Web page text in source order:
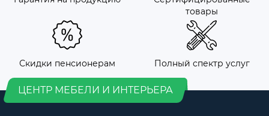
товары
Скидки пенсионерам Полный спектр услуг
ЦЕНТР МЕБЕЛИ И ИНТЕРЬЕРА